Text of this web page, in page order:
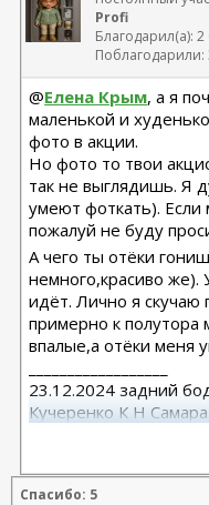
Profi
Благодарил(а): 2
Поблагодарили:
@Елена Крым, а я
маленькой и
фото в акции.
Но фото то твои
так не выглядишь. Я
умеют фоткать). Если
пожалуй не буду
А чего ты отёки
немного,красиво же).
идёт. Лично я скучаю
примерно к
впалые,а отёки меня
23.12.2024 задний
Кучеренко К Н Самара
12.08.2025
Спасибо: 5